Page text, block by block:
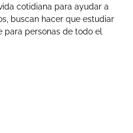
cotidiana para ayudar a
buscan hacer que estudiar
personas de todo el